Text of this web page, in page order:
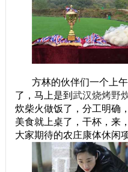
方林的伙伴们一个上
了，马上是到 武汉烧烤野
炊柴火做饭了，分工明确
美食就上桌了，干杯，来
大家期待的农庄康体休闲